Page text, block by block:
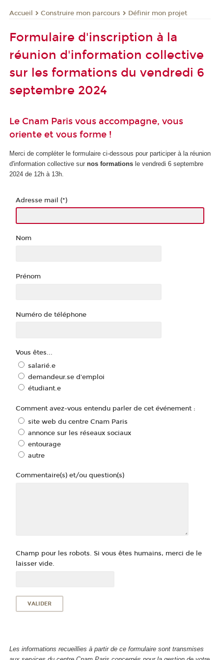
Accueil Construire mon parcours Définir mon projet
Formulaire d'inscription à la
réunion d'information collective
sur les formations du vendredi 6
septembre 2024
Le Cnam Paris vous accompagne, vous
oriente et vous forme !
Merci de compléter le formulaire ci-dessous pour participer à la réunion
d'information collective sur nos formations le vendredi 6 septembre
2024 de 12h à 13h.
Adresse mail (*)
Nom
Prénom
Numéro de téléphone
Vous êtes...
salarié.e
demandeur.se d'emploi
étudiant.e
Comment avez-vous entendu parler de cet événement :
site web du centre Cnam Paris
annonce sur les réseaux sociaux
entourage
autre
Commentaire(s) et/ou question(s)
Champ pour les robots. Si vous êtes humains, merci de le
laisser vide.
Les informations recueillies à partir de ce formulaire sont transmises